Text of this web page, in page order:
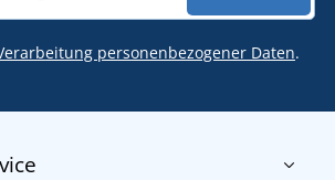
personenbezogener Daten.